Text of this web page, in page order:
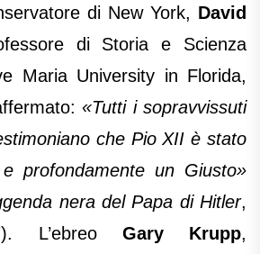
di New York, David
di Storia e Scienza
Maria University in Florida,
«Tutti i sopravvissuti
che Pio XII è stato
profondamente un Giusto»
nera del Papa di Hitler,
L’ebreo Gary Krupp,